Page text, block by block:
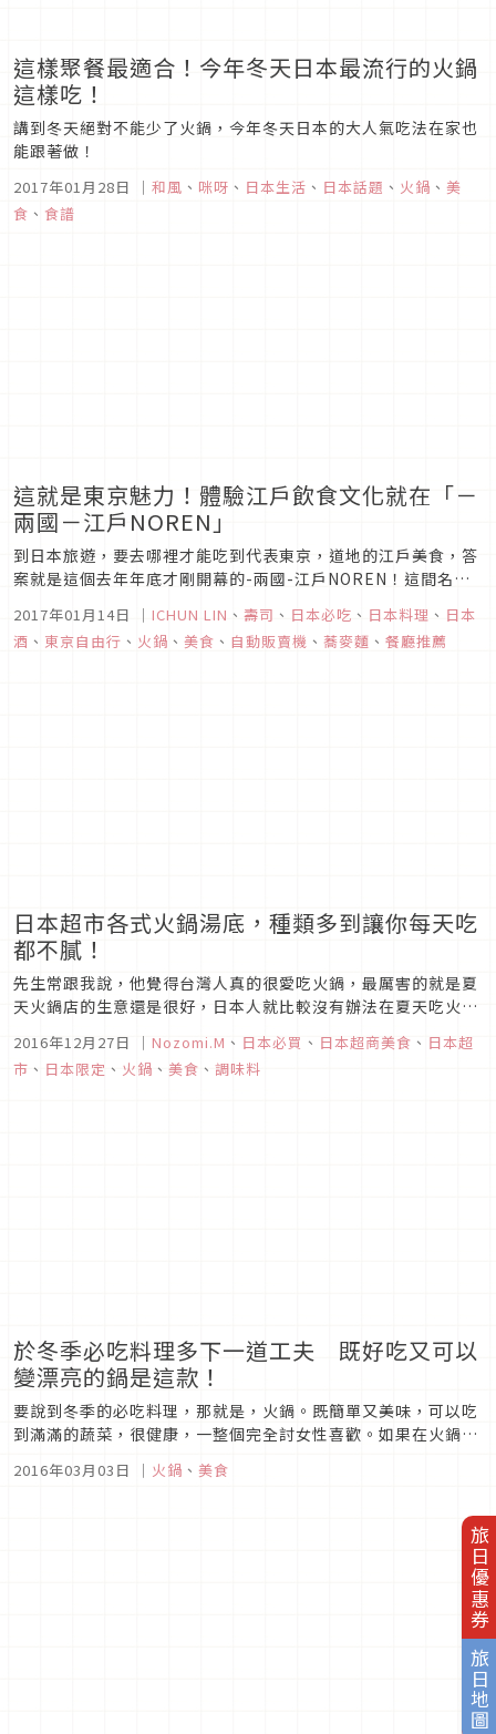
旅日優惠券
旅日地圖
這樣聚餐最適合！今年冬天日本最流行的火鍋
這樣吃！
講到冬天絕對不能少了火鍋，今年冬天日本的大人氣吃法在家也
能跟著做！
2017年01月28日 ｜ 和風 、 咪呀 、 日本生活 、 日本話題 、 火鍋 、 美
食 、 食譜
這就是東京魅力！體驗江戶飲食文化就在「－
兩國－江戶NOREN」
到日本旅遊，要去哪裡才能吃到代表東京，道地的江戶美食，答
案就是這個去年年底才剛開幕的-兩國-江戶NOREN！這間名叫-
重新再現當時的風貌，裡面則是集結了12間代表性的餐廳，等著
大家來體驗江戶的飲食文化。
2017年01月14日 ｜ ICHUN LIN 、 壽司 、 日本必吃 、 日本料理 、 日本
酒 、 東京自由行 、 火鍋 、 美食 、 自動販賣機 、 蕎麥麵 、 餐廳推薦
日本超市各式火鍋湯底，種類多到讓你每天吃
都不膩！
先生常跟我說，他覺得台灣人真的很愛吃火鍋，最厲害的就是夏
天火鍋店的生意還是很好，日本人就比較沒有辦法在夏天吃火
湯底真的是百百種，每次回去日本都會忍不住買好多回來台灣。
逛日本超市當然也就要不能錯過這些必買的日本火鍋湯底！
2016年12月27日 ｜ Nozomi.M 、 日本必買 、 日本超商美食 、 日本超
市 、 日本限定 、 火鍋 、 美食 、 調味料
於冬季必吃料理多下一道工夫 既好吃又可以
變漂亮的鍋是這款！
要說到冬季的必吃料理，那就是，火鍋。既簡單又美味，可以吃
到滿滿的蔬菜，很健康，一整個完全討女性喜歡。如果在火鍋的
效。讓我將推薦組合介紹給您。■美肌的強力夥伴 豆奶鍋也可
2016年03月03日 ｜ 火鍋 、 美食